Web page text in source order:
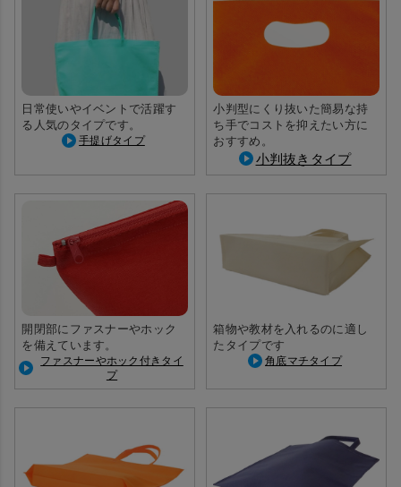
日常使いやイベントで活躍す
る人気のタイプです。
手提げタイプ
小判型にくり抜いた簡易な持
ち手でコストを抑えたい方に
おすすめ。
小判抜きタイプ
開閉部にファスナーやホック
を備えています。
ファスナーやホック付きタイ
プ
箱物や教材を入れるのに適し
たタイプです
角底マチタイプ